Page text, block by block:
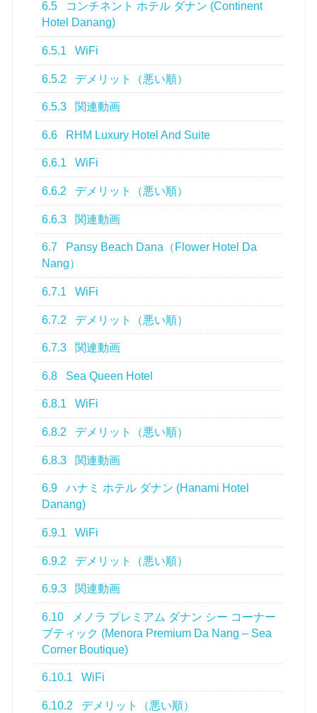
6.5
コンチネント ホテル ダナン (Continent
Hotel Danang)
6.5.1 WiFi
6.5.2 デメリット（悪い順）
6.5.3 関連動画
6.6 RHM Luxury Hotel And Suite
6.6.1 WiFi
6.6.2 デメリット（悪い順）
6.6.3 関連動画
6.7
Pansy Beach Dana（Flower Hotel Da
Nang）
6.7.1 WiFi
6.7.2 デメリット（悪い順）
6.7.3 関連動画
6.8 Sea Queen Hotel
6.8.1 WiFi
6.8.2 デメリット（悪い順）
6.8.3 関連動画
6.9
ハナミ ホテル ダナン (Hanami Hotel
Danang)
6.9.1 WiFi
6.9.2 デメリット（悪い順）
6.9.3 関連動画
6.10
メノラ プレミアム ダナン シー コーナー
ブティック (Menora Premium Da Nang – Sea
Corner Boutique)
6.10.1 WiFi
6.10.2 デメリット（悪い順）